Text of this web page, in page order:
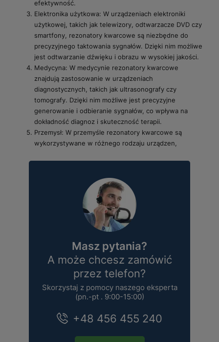
efektywność.
Elektronika użytkowa: W urządzeniach elektroniki
użytkowej, takich jak telewizory, odtwarzacze DVD czy
smartfony, rezonatory kwarcowe są niezbędne do
precyzyjnego taktowania sygnałów. Dzięki nim możliwe
jest odtwarzanie dźwięku i obrazu w wysokiej jakości.
Medycyna: W medycynie rezonatory kwarcowe
znajdują zastosowanie w urządzeniach
diagnostycznych, takich jak ultrasonografy czy
tomografy. Dzięki nim możliwe jest precyzyjne
generowanie i odbieranie sygnałów, co wpływa na
dokładność diagnoz i skuteczność terapii.
Przemysł: W przemyśle rezonatory kwarcowe są
wykorzystywane w różnego rodzaju urządzen,
Masz pytania?
A może chcesz zamówić
przez telefon?
Skorzystaj z pomocy naszego eksperta
(pn.-pt . 9:00-15:00)
+48 456 455 240